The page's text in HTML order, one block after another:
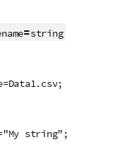
=string
string";